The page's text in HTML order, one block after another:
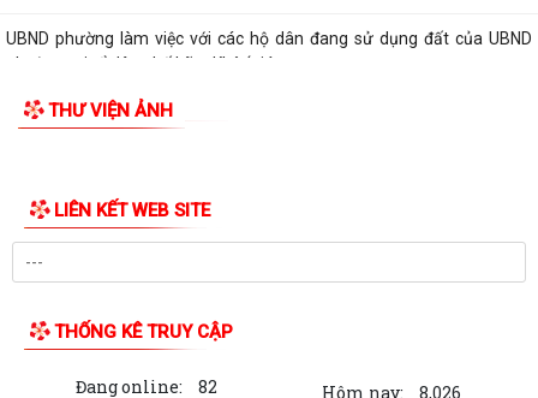
UBND phường làm việc với các hộ dân đang sử dụng đất của UBND
phường tại tổ dân phố Lãm Khê (giáp...
PHƯỜNG KIẾN AN THAM DỰ HỘI NGHỊ TRỰC TUYẾN THÀNH PHỐ VỀ
Lễ chào cờ tháng 8/2026
Thông báo số 1298/TB-UBND ngày 31/7/2026 về việc công bố kế
việc công bố kế hoạch, danh mục khu đất...
THƯ VIỆN ẢNH
LIÊN KẾT WEB SITE
THỐNG KÊ TRUY CẬP
Đang online: 82 Hôm nay: 8,026